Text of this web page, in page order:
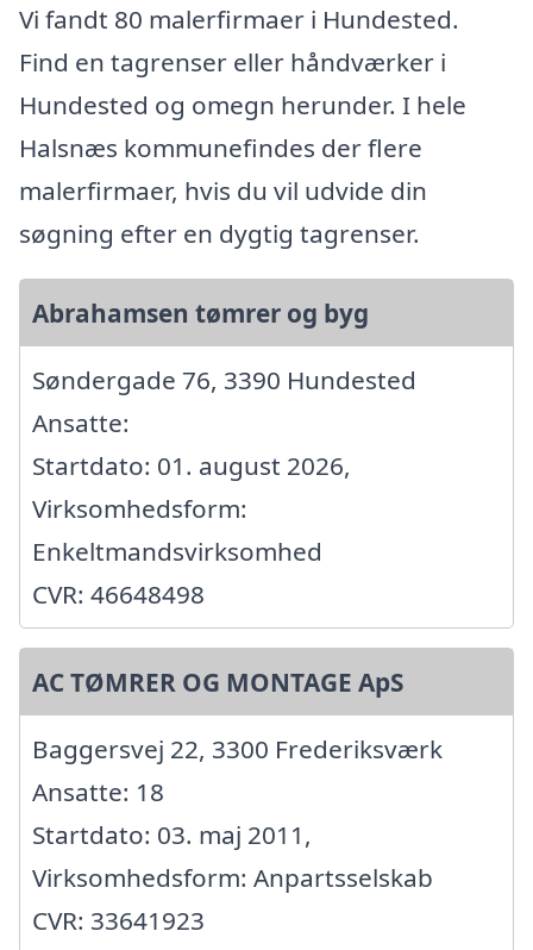
Vi fandt 80 malerfirmaer i Hundested.
Find en tagrenser eller håndværker i
Hundested og omegn herunder. I hele
Halsnæs kommunefindes der flere
malerfirmaer, hvis du vil udvide din
søgning efter en dygtig tagrenser.
Abrahamsen tømrer og byg
Søndergade 76, 3390 Hundested
Ansatte:
Startdato: 01. august 2026,
Virksomhedsform:
Enkeltmandsvirksomhed
CVR: 46648498
AC TØMRER OG MONTAGE ApS
Baggersvej 22, 3300 Frederiksværk
Ansatte: 18
Startdato: 03. maj 2011,
Virksomhedsform: Anpartsselskab
CVR: 33641923